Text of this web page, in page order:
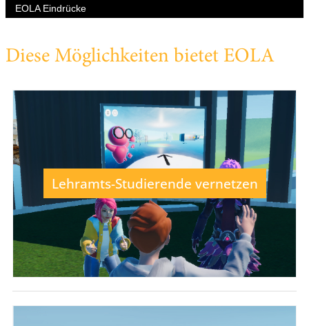
Diese Möglichkeiten bietet EOLA
Lehramts-Studierende vernetzen